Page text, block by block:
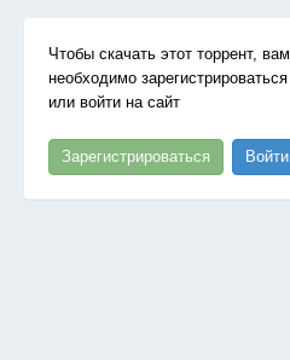
Чтобы скачать этот торрент, вам
необходимо зарегистрироваться
или войти на сайт
Зарегистрироваться Войти